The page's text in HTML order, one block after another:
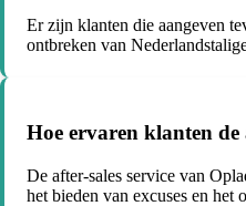
Er zijn klanten die aangeven
ontbreken van
Hoe ervaren klanten de
De after-sales service van
het bieden van excuses en het